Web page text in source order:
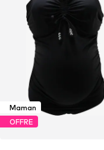
Maman
OFFRE